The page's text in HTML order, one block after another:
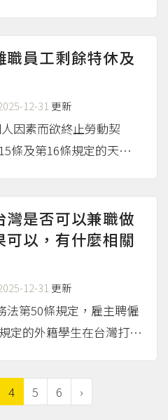
事故」必須親自處理，
形申請對應的假別，如
職員工剩餘特休及
12-31 更新
因素而欲終止勞動契
條及第16條規定的天數提
因此，勞工或只要將終止
時，即發生形成的效力，
more...）
灣是否可以兼職做
以，有什麼相關
12-31 更新
第50條規定，雇主聘僱
定的外籍學生在台灣打工
注意外籍學生除寒暑假
為20小時。
（more...）
4 5 6 ›